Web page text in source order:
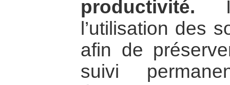
productivité.
l’utilisation des
afin de
suivi